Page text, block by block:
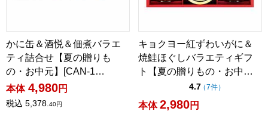
かに缶＆酒悦＆佃煮バラエ
ティ詰合せ【夏の贈りも
の・お中元】[CAN-1…
本体 4,980円
税込 5,378.40円
キョクヨー紅ずわいがに＆
焼鮭ほぐしバラエティギフ
ト【夏の贈りもの・お中…
4.7点（5点満点中）
（7件の評価
）
本体 2,980円